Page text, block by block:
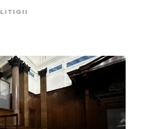
LITIGII